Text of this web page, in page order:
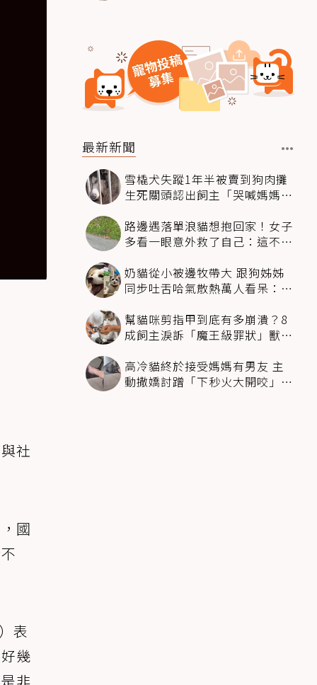
社
國
表
幾
非
最新新聞
雪橇犬失蹤1年半被賣到狗肉攤
生死關頭認出飼主「哭喊媽媽」
路邊遇落單浪貓想抱回家！女子
多看一眼意外救了自己：這不能
奶貓從小被邊牧帶大 跟狗姊姊
同步吐舌哈氣散熱萬人看呆：靈
幫貓咪剪指甲到底有多崩潰？8
成飼主淚訴「魔王級罪狀」獸醫
高冷貓終於接受媽媽有男友 主
動撒嬌討蹭「下秒火大開咬」飼